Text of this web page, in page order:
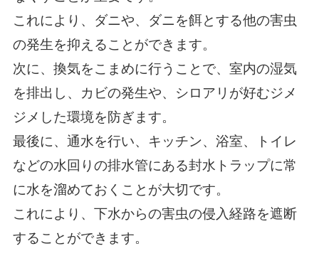
これにより、ダニや、ダニを餌とする他の害虫
の発生を抑えることができます。
次に、換気をこまめに行うことで、室内の湿気
を排出し、カビの発生や、シロアリが好むジメ
ジメした環境を防ぎます。
最後に、通水を行い、キッチン、浴室、トイレ
などの水回りの排水管にある封水トラップに常
に水を溜めておくことが大切です。
これにより、下水からの害虫の侵入経路を遮断
することができます。